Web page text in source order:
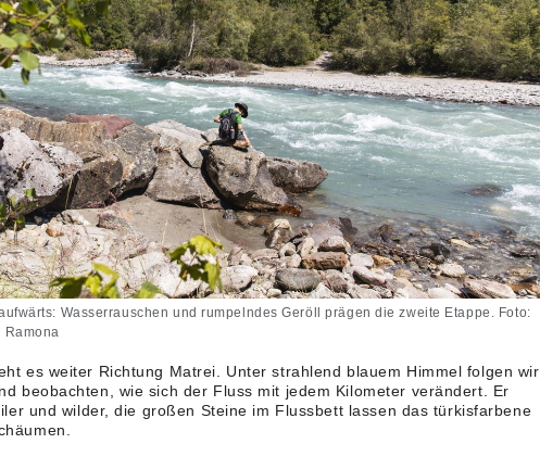
Wasserrauschen und rumpelndes Geröll prägen die zweite Etappe. Foto:
Ramona
es weiter Richtung Matrei. Unter strahlend blauem Himmel folgen wir
beobachten, wie sich der Fluss mit jedem Kilometer verändert. Er
und wilder, die großen Steine im Flussbett lassen das türkisfarbene